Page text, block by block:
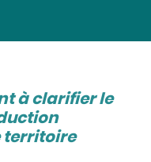
à clarifier le
territoire